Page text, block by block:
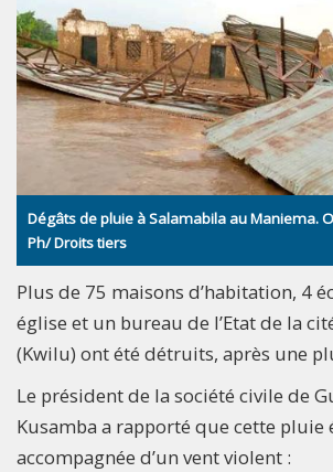
Dégâts de pluie à Salamabila au Maniema.
Ph/ Droits tiers
Plus de 75 maisons d’habitation, 4
église et un bureau de l’Etat de la
(Kwilu) ont été détruits, après une
Le président de la société civile de
Kusamba a rapporté que cette pluie
accompagnée d’un vent violent :